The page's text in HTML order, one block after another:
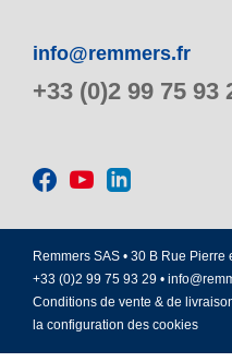
info@remmers.fr
+33 (0)2 99 75 93
Remmers SAS • 30 B Rue Pierre
+33 (0)2 99 75 93 29 •
Conditions de vente & de
la configuration des cookies